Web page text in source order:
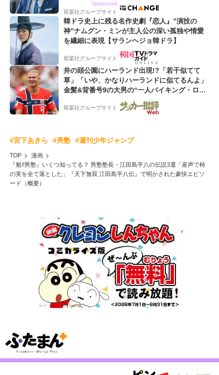
Sponsored
双葉社グループサイト
韓ドラ史上に残る名作史劇『恋人』”演技の
神”ナムグン・ミンが主人公の深い孤独や情愛
を繊細に表現【サランヘジョ韓ドラ】
双葉社グループサイト
井の頭公園にハーランド出現!?「若干似てて
草」「いや、かなりハーランドに似てるんよ」
金髪&背番号9の大男の“一人バイキング・ロ
ー”映像が話題!「元気をもらった」
双葉社グループサイト
#宮下あきら #男塾 #週刊少年ジャンプ
TOP
漫画
『魁!!男塾』いくつ知ってる？ 男塾塾長・江田島平八の伝説3選「産声で柿
の実を全て落とした」『天下無双 江田島平八伝』で明かされた豪快エピソ
ード（概要）